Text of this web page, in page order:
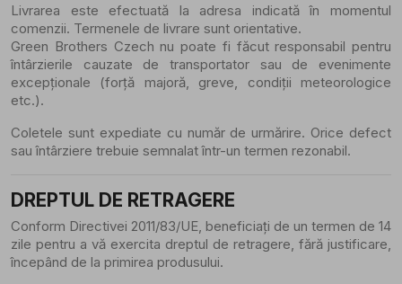
Livrarea este efectuată la adresa indicată în momentul
comenzii. Termenele de livrare sunt orientative.
Green Brothers Czech nu poate fi făcut responsabil pentru
întârzierile cauzate de transportator sau de evenimente
excepționale (forță majoră, greve, condiții meteorologice
etc.).
Coletele sunt expediate cu număr de urmărire. Orice defect
sau întârziere trebuie semnalat într-un termen rezonabil.
DREPTUL DE RETRAGERE
Conform Directivei 2011/83/UE, beneficiați de un termen de 14
zile pentru a vă exercita dreptul de retragere, fără justificare,
începând de la primirea produsului.